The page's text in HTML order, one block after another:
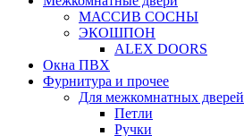
МАССИВ СОСНЫ
ЭКОШПОН
ALEX DOORS
Окна ПВХ
Фурнитура и прочее
Для межкомнатных дверей
Петли
Ручки